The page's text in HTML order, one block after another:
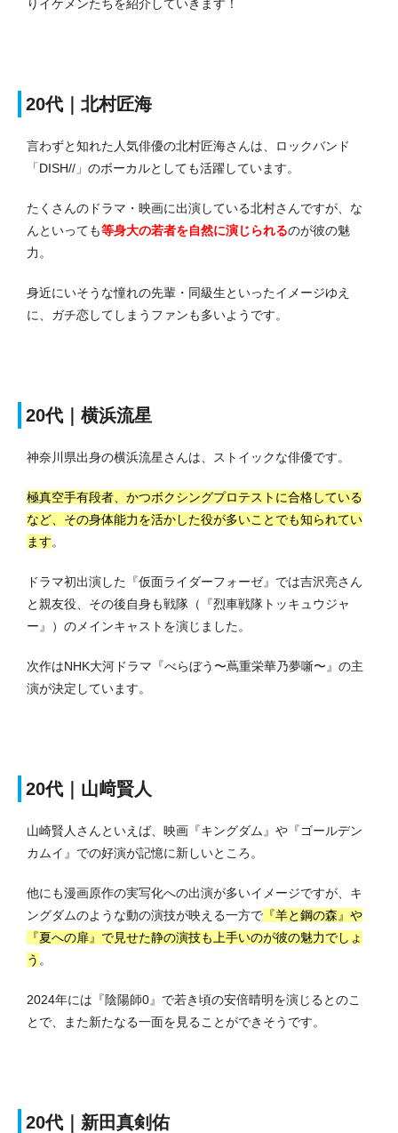
りイケメンたちを紹介していきます！
20代｜北村匠海
言わずと知れた人気俳優の北村匠海さんは、ロックバンド
「DISH//」のボーカルとしても活躍しています。
たくさんのドラマ・映画に出演している北村さんですが、な
んといっても等身大の若者を自然に演じられるのが彼の魅
力。
身近にいそうな憧れの先輩・同級生といったイメージゆえ
に、ガチ恋してしまうファンも多いようです。
20代｜横浜流星
神奈川県出身の横浜流星さんは、ストイックな俳優です。
極真空手有段者、かつボクシングプロテストに合格している
など、その身体能力を活かした役が多いことでも知られてい
ます。
ドラマ初出演した『仮面ライダーフォーゼ』では吉沢亮さん
と親友役、その後自身も戦隊（『烈車戦隊トッキュウジャ
ー』）のメインキャストを演じました。
次作はNHK大河ドラマ『べらぼう〜蔦重栄華乃夢噺〜』の主
演が決定しています。
20代｜山﨑賢人
山崎賢人さんといえば、映画『キングダム』や『ゴールデン
カムイ』での好演が記憶に新しいところ。
他にも漫画原作の実写化への出演が多いイメージですが、キ
ングダムのような動の演技が映える一方で 『羊と鋼の森』や
『夏への扉』で見せた静の演技も上手いのが彼の魅力でしょ
う 。
2024年には『陰陽師0』で若き頃の安倍晴明を演じるとのこ
とで、また新たなる一面を見ることができそうです。
20代｜新田真剣佑